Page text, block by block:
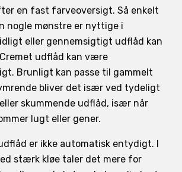
en fast farveoversigt. Så enkelt
nogle mønstre er nyttige i
eller gennemsigtigt udflåd kan
udflåd kan være
Brunligt kan passe til gammelt
bliver det især ved tydeligt
skummende udflåd, især når
lugt eller gener.
er ikke automatisk entydigt. I
stærk kløe taler det mere for